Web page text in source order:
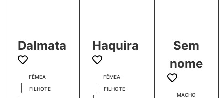
Dalmata
FÊMEA
FILHOTE
Haquira
FÊMEA
FILHOTE
Sem
nome
MACHO